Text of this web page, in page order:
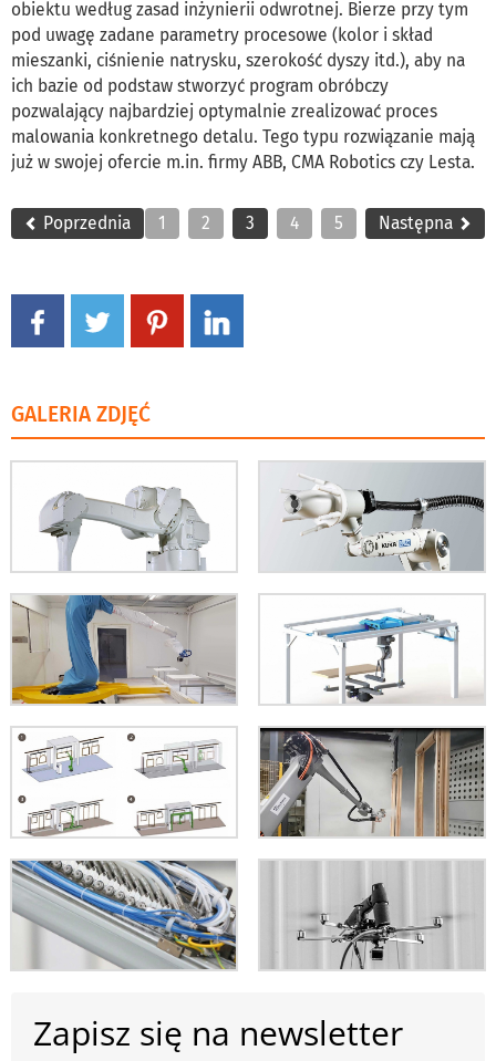
obiektu według zasad inżynierii odwrotnej. Bierze przy tym
pod uwagę zadane parametry procesowe (kolor i skład
mieszanki, ciśnienie natrysku, szerokość dyszy itd.), aby na
ich bazie od podstaw stworzyć program obróbczy
pozwalający najbardziej optymalnie zrealizować proces
malowania konkretnego detalu. Tego typu rozwiązanie mają
już w swojej ofercie m.in. firmy ABB, CMA Robotics czy Lesta.
Poprzednia 1 2 3 4 5 Następna
GALERIA ZDJĘĆ
Zapisz się na newsletter